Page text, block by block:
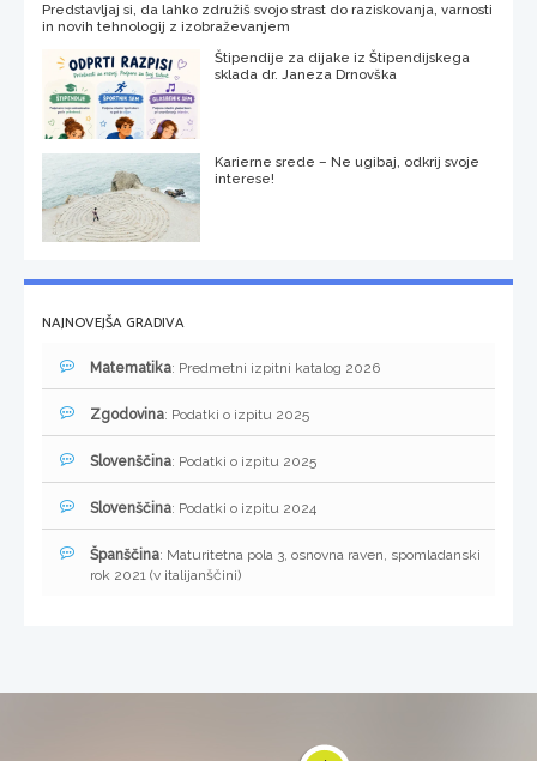
Predstavljaj si, da lahko združiš svojo strast do raziskovanja, varnosti
in novih tehnologij z izobraževanjem
Štipendije za dijake iz Štipendijskega
sklada dr. Janeza Drnovška
Karierne srede – Ne ugibaj, odkrij svoje
interese!
NAJNOVEJŠA GRADIVA
Matematika: Predmetni izpitni katalog 2026
Zgodovina: Podatki o izpitu 2025
Slovenščina: Podatki o izpitu 2025
Slovenščina: Podatki o izpitu 2024
Španščina: Maturitetna pola 3, osnovna raven, spomladanski
rok 2021 (v italijanščini)